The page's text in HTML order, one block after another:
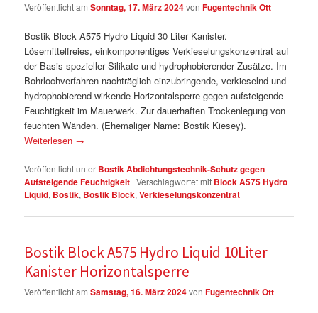
Veröffentlicht amSonntag, 17. März 2024vonFugentechnik Ott
Bostik Block A575 Hydro Liquid 30 Liter Kanister.
Lösemittelfreies, einkomponentiges Verkieselungskonzentrat auf
der Basis spezieller Silikate und hydrophobierender Zusätze. Im
Bohrlochverfahren nachträglich einzubringende, verkieselnd und
hydrophobierend wirkende Horizontalsperre gegen aufsteigende
Feuchtigkeit im Mauerwerk. Zur dauerhaften Trockenlegung von
feuchten Wänden. (Ehemaliger Name: Bostik Kiesey).
Weiterlesen →
Veröffentlicht unter Bostik Abdichtungstechnik-Schutz gegen
Aufsteigende Feuchtigkeit |Verschlagwortet mit Block A575 Hydro
Liquid, Bostik, Bostik Block,Verkieselungskonzentrat
Bostik Block A575 Hydro Liquid 10Liter
Kanister Horizontalsperre
Veröffentlicht amSamstag, 16. März 2024vonFugentechnik Ott